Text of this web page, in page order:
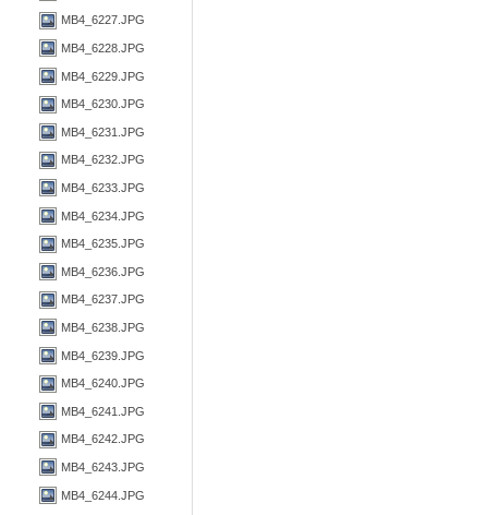
MB4_6227.JPG
MB4_6228.JPG
MB4_6229.JPG
MB4_6230.JPG
MB4_6231.JPG
MB4_6232.JPG
MB4_6233.JPG
MB4_6234.JPG
MB4_6235.JPG
MB4_6236.JPG
MB4_6237.JPG
MB4_6238.JPG
MB4_6239.JPG
MB4_6240.JPG
MB4_6241.JPG
MB4_6242.JPG
MB4_6243.JPG
MB4_6244.JPG